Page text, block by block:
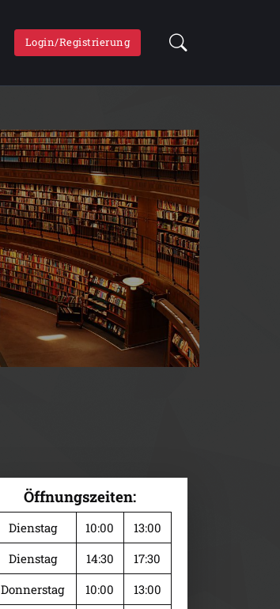
Login/Registrierung
Öffnungszeiten:
Dienstag 10:00
13:00
Dienstag
14:30
17:30
Donnerstag
10:00
13:00